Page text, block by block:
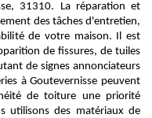
31310. La réparation et
des tâches d'entretien,
de votre maison. Il est
de fissures, de tuiles
de signes annonciateurs
à Goutevernisse peuvent
de toiture une priorité
utilisons des matériaux de